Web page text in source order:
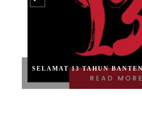
SELAMAT 13 TAHUN BANTEN